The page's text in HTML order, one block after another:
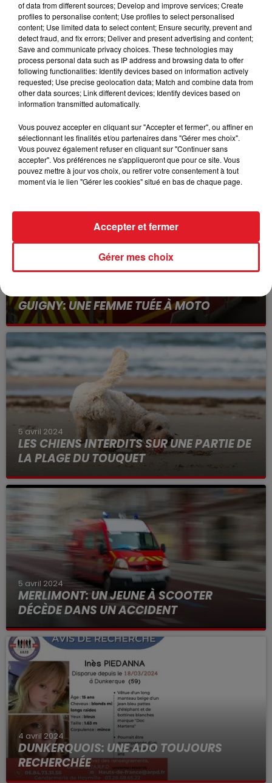
8 avril 2024
LONGUENESSE: LES AGENTS
PÉNITENTIAIRES EN GRÈVE
GUIGNY: UNE FEMME TUÉE À MOTO
5 avril 2024
LES CHIENS INTERDITS SUR UNE PARTIE DE
LA PLAGE DU TOUQUET
5 avril 2024
MERLIMONT: UN JEUNE À SCOOTER
DÉCÈDE DANS UN ACCIDENT
4 avril 2024
DUNKERQUOIS: UNE ADO TOUJOURS
RECHERCHÉE
of data from different sources; Develop and improve services; Create
profiles to personalise content; Use profiles to select personalised
content; Use limited data to select content; Ensure security, prevent and
detect fraud, and fix errors; Deliver and present advertising and content;
Save and communicate privacy choices. These technologies may
process personal data such as IP address and browsing data to offer
following functionalities: Identify devices based on information actively
requested; Use precise geolocation data; Match and combine data from
other data sources; Link different devices; Identify devices based on
information transmitted automatically.
Vous pouvez accepter en cliquant sur "Accepter et fermer", ou affiner en
sélectionnant les finalités et/ou partenaires dans "Gérer mes choix".
Vous pouvez également refuser en cliquant sur "Continuer sans
accepter". Vos préférences ne s'appliqueront que pour ce site. Vous
pouvez mettre à jour vos choix, ou retirer votre consentement à tout
moment via le lien "Gérer les cookies" situé en bas de chaque page.
Gérer mes choix
Accepter et fermer